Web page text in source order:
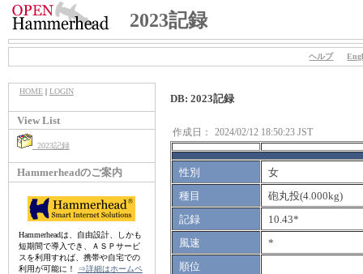
2023記録
ヘルプ
HOME| LOGIN
View List
2023記録
Hammerheadのご案内
Hammerheadは、自由設計、しかも
短期間で導入でき、ＡＳＰサービ
スを利用すれば、携帯や自宅での
利用が可能に！
⇒詳細はホームペ
DB: 2023記録
作成日： 2024/02/12 18:50:23 JST
性別
女
種目
砲丸投(4.000kg)
記録
10.43*
風速
*
順位